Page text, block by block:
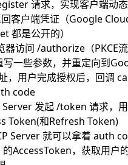
请求，实现客户端动态
客户端凭证（Google
都是公开的）
器访问 /authorize（PKCE流
写一些参数，并重定向到
，用户完成授权后，回调
code
Server 发起 /token 请求，
Token(和Refresh Token)
Server 就可以拿着 auth
AccessToken，获取用户